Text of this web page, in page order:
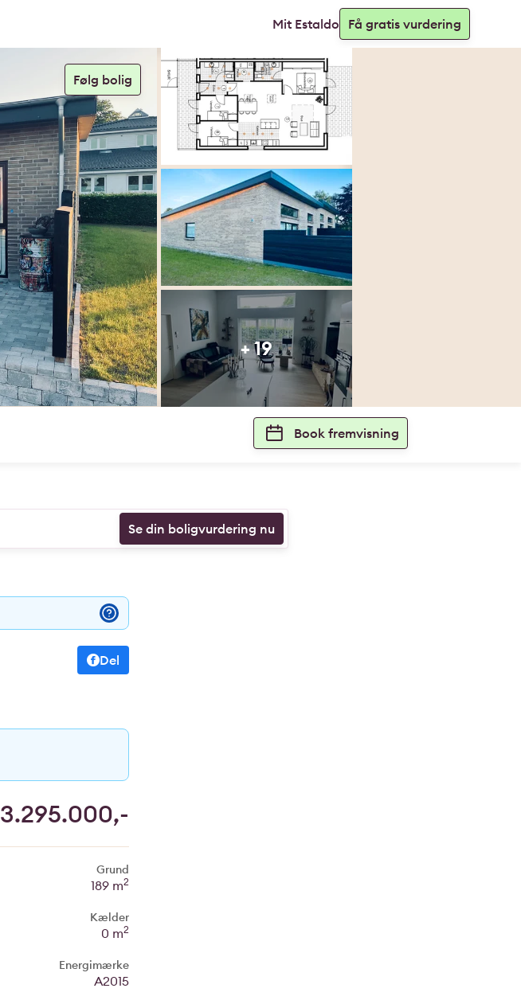
Mit Estaldo Få gratis vurdering
+ 19
Book fremvisning
Se din boligvurdering nu
Del
3.295.000,-
Grund
189 m2
Kælder
0 m2
Energimærke
A2015